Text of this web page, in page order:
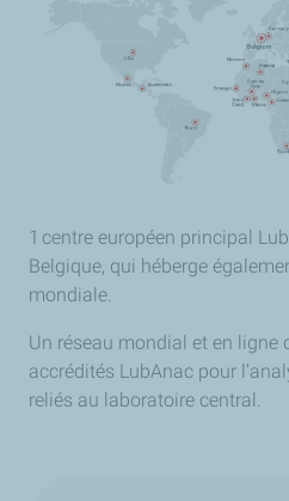
1 centre européen principal
Belgique, qui héberge
mondiale.
Un réseau mondial et en ligne
accrédités LubAnac pour
reliés au laboratoire central.